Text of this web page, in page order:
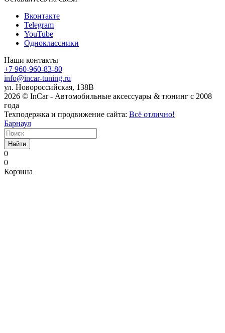
Вконтакте
Telegram
YouTube
Одноклассники
Наши контакты
+7 960-960-83-80
info@incar-tuning.ru
ул. Новороссийская, 138В
2026 © InCar - Автомобильные аксессуары & тюнинг с 2008
года
Техподержка и продвижение сайта: Всё отлично!
Барнаул
Найти
0
0
Корзина